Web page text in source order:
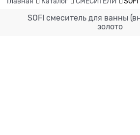
SOFI смеситель для ванны
золото